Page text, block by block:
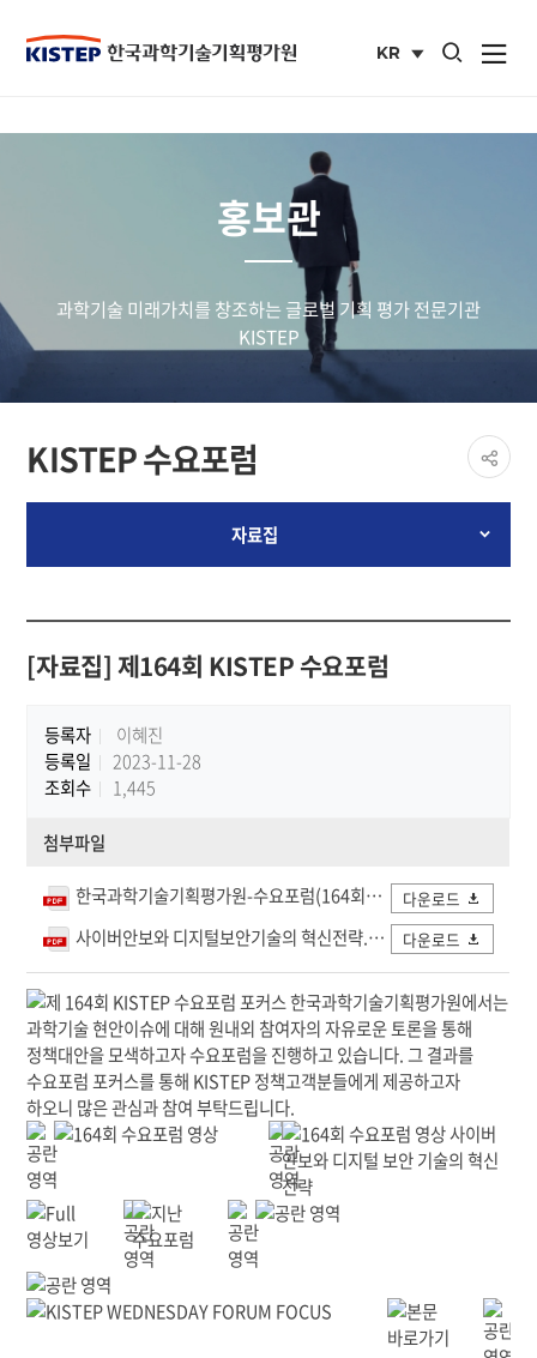
KR
통합검색 열기
사이트맵
홍보관
과학기술 미래가치를 창조하는 글로벌 기획 평가 전문기관
KISTEP
KISTEP 수요포럼
페이지
공유
share
자료집
[자료집] 제164회 KISTEP 수요포럼
등록자
이혜진
등록일
2023-11-28
조회수
1,445
첨부파일
한국과학기술기획평가원-수요포럼(164회) 포커스.pdf 다운로드
사이버안보와 디지털보안기술의 혁신전략.pdf 다운로드